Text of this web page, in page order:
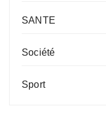
SANTE
Société
Sport